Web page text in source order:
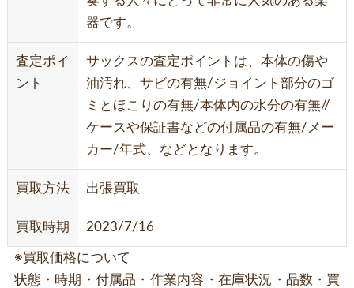
器です。
査定ポイ
ント
サックスの査定ポイントは、本体の傷や
油汚れ、サビの有無/ジョイント部分のゴ
ミとほこりの有無/本体内の水分の有無//
ケースや保証書などの付属品の有無/メー
カー/年式、などとなります。
買取方法 出張買取
買取時期 2023/7/16
※買取価格について
状態・時期・付属品・作業内容・在庫状況・品数・買